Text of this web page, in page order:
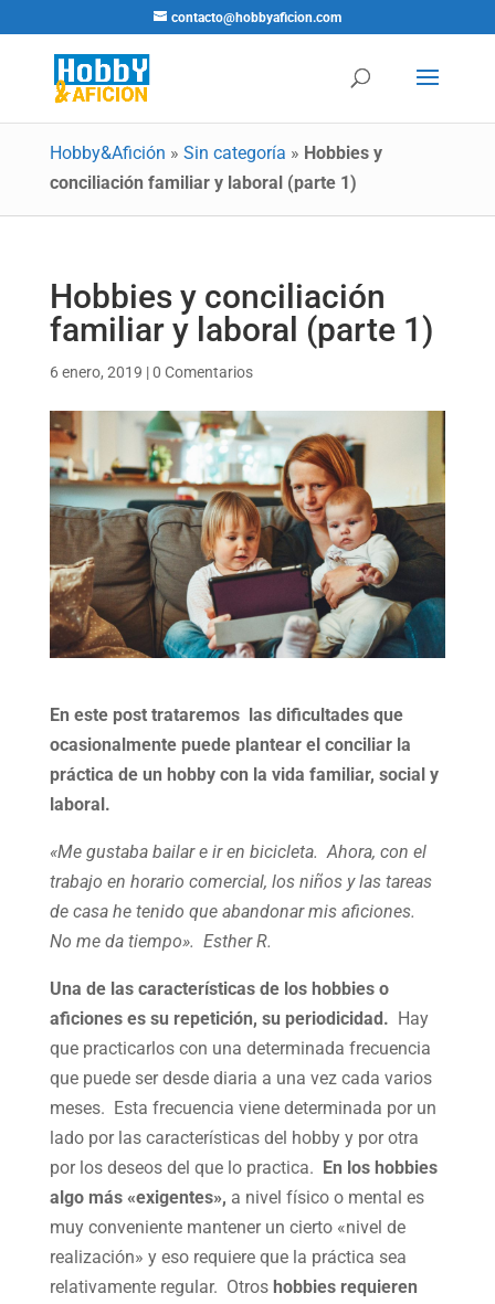
contacto@hobbyaficion.com
Hobby&Afición » Sin categoría » Hobbies y
conciliación familiar y laboral (parte 1)
Hobbies y conciliación
familiar y laboral (parte 1)
6 enero, 2019 |0 Comentarios
En este post trataremos las dificultades que
ocasionalmente puede plantear el conciliar la
práctica de un hobby con la vida familiar, social y
laboral.
«Me gustaba bailar e ir en bicicleta. Ahora, con el
trabajo en horario comercial, los niños y las tareas
de casa he tenido que abandonar mis aficiones.
No me da tiempo». Esther R.
Una de las características de los hobbies o
aficiones es su repetición, su periodicidad. Hay
que practicarlos con una determinada frecuencia
que puede ser desde diaria a una vez cada varios
meses. Esta frecuencia viene determinada por un
lado por las características del hobby y por otra
por los deseos del que lo practica. En los hobbies
algo más «exigentes», a nivel físico o mental es
muy conveniente mantener un cierto «nivel de
realización» y eso requiere que la práctica sea
relativamente regular. Otros hobbies requieren